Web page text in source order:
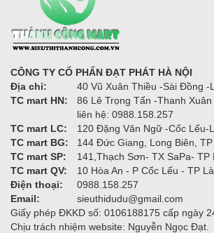
CÔNG TY CỔ PHẨN ĐẠT PHÁT HÀ NỘI
Địa chỉ:
40 Vũ Xuân Thiều -Sài Đồng -
TC mart HN:
86 Lê Trọng Tấn -Thanh
liên hệ: 0988.158.257
TC mart LC:
120 Đặng Văn Ngữ -Cốc Lếu-
TC mart BG:
144 Đức Giang, Long Biên,
TC mart SP:
141,Thạch Sơn- TX SaPa- TP
TC mart QV:
10 Hòa An - P Cốc Lếu - TP
Điện thoại:
0988.158.257
Email:
sieuthidudu@gmail.com
Giấy phép ĐKKD số: 0106188175 cấp ngày
Chịu trách nhiệm website: Nguyễn Ngọc Đạt.